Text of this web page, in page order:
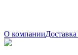
О компании